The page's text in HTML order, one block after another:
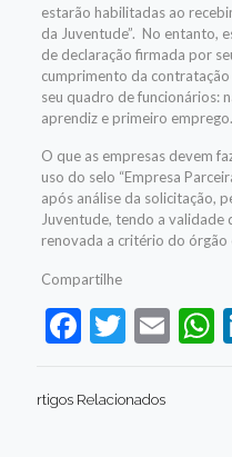
estarão habilitadas ao
da Juventude”. No entanto,
de declaração firmada por
cumprimento da
seu quadro de funcionários:
aprendiz e primeiro emprego.
O que as empresas devem
uso do selo “Empresa
após análise da solicitação,
Juventude, tendo a validade
renovada a critério do
Compartilhe
Facebook
rtigos Relacionados